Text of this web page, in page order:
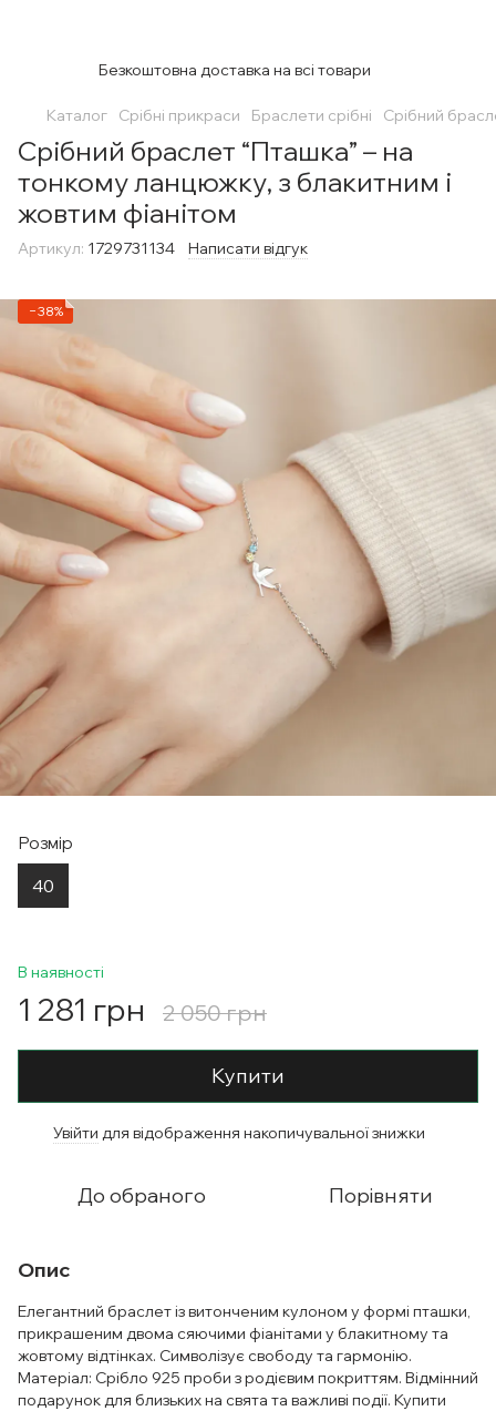
Безкоштовна доставка на всі товари
Каталог Срібні прикраси Браслети срібні Срібний
Срібний браслет “Пташка” – на
тонкому ланцюжку, з блакитним і
жовтим фіанітом
Артикул: 1729731134 Написати відгук
−38%
Розмір
40
В наявності
1 281 грн 2 050 грн
Купити
Увійти для відображення накопичувальної знижки
До обраного Порівняти
Опис
Елегантний браслет із витонченим кулоном у формі пташки,
прикрашеним двома сяючими фіанітами у блакитному та
жовтому відтінках. Символізує свободу та гармонію.
Матеріал: Срібло 925 проби з родієвим покриттям. Відмінний
подарунок для близьких на свята та важливі події. Купити